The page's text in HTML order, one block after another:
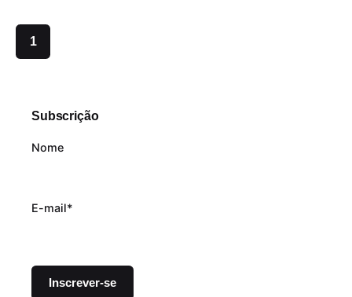
1
Subscrição
Nome
E-mail*